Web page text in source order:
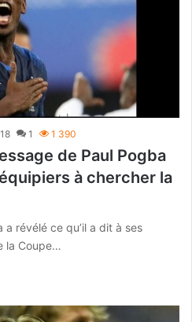
1 1 390
de Paul Pogba
à chercher la
révélé ce qu’il a dit à ses
la Coupe…